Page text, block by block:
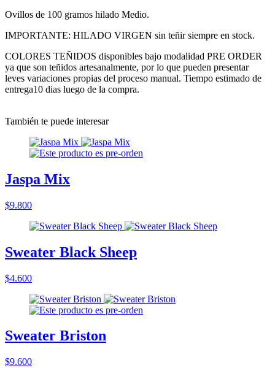
Ovillos de 100 gramos hilado Medio.
IMPORTANTE: HILADO VIRGEN sin teñir siempre en stock.
COLORES TEÑIDOS disponibles bajo modalidad PRE ORDER
ya que son teñidos artesanalmente, por lo que pueden presentar
leves variaciones propias del proceso manual. Tiempo estimado de
entrega10 dias luego de la compra.
También te puede interesar
Jaspa Mix
$9.800
Sweater Black Sheep
$4.600
Sweater Briston
$9.600